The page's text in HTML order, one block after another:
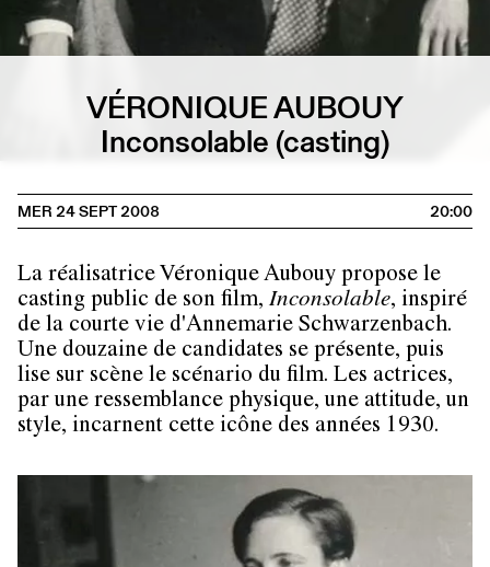
VÉRONIQUE AUBOUY
Inconsolable (casting)
MER 24 SEPT 2008 20:00
La réalisatrice Véronique Aubouy propose le
casting public de son film, Inconsolable, inspiré
de la courte vie d'Annemarie Schwarzenbach.
Une douzaine de candidates se présente, puis
lise sur scène le scénario du film. Les actrices,
par une ressemblance physique, une attitude, un
style, incarnent cette icône des années 1930.